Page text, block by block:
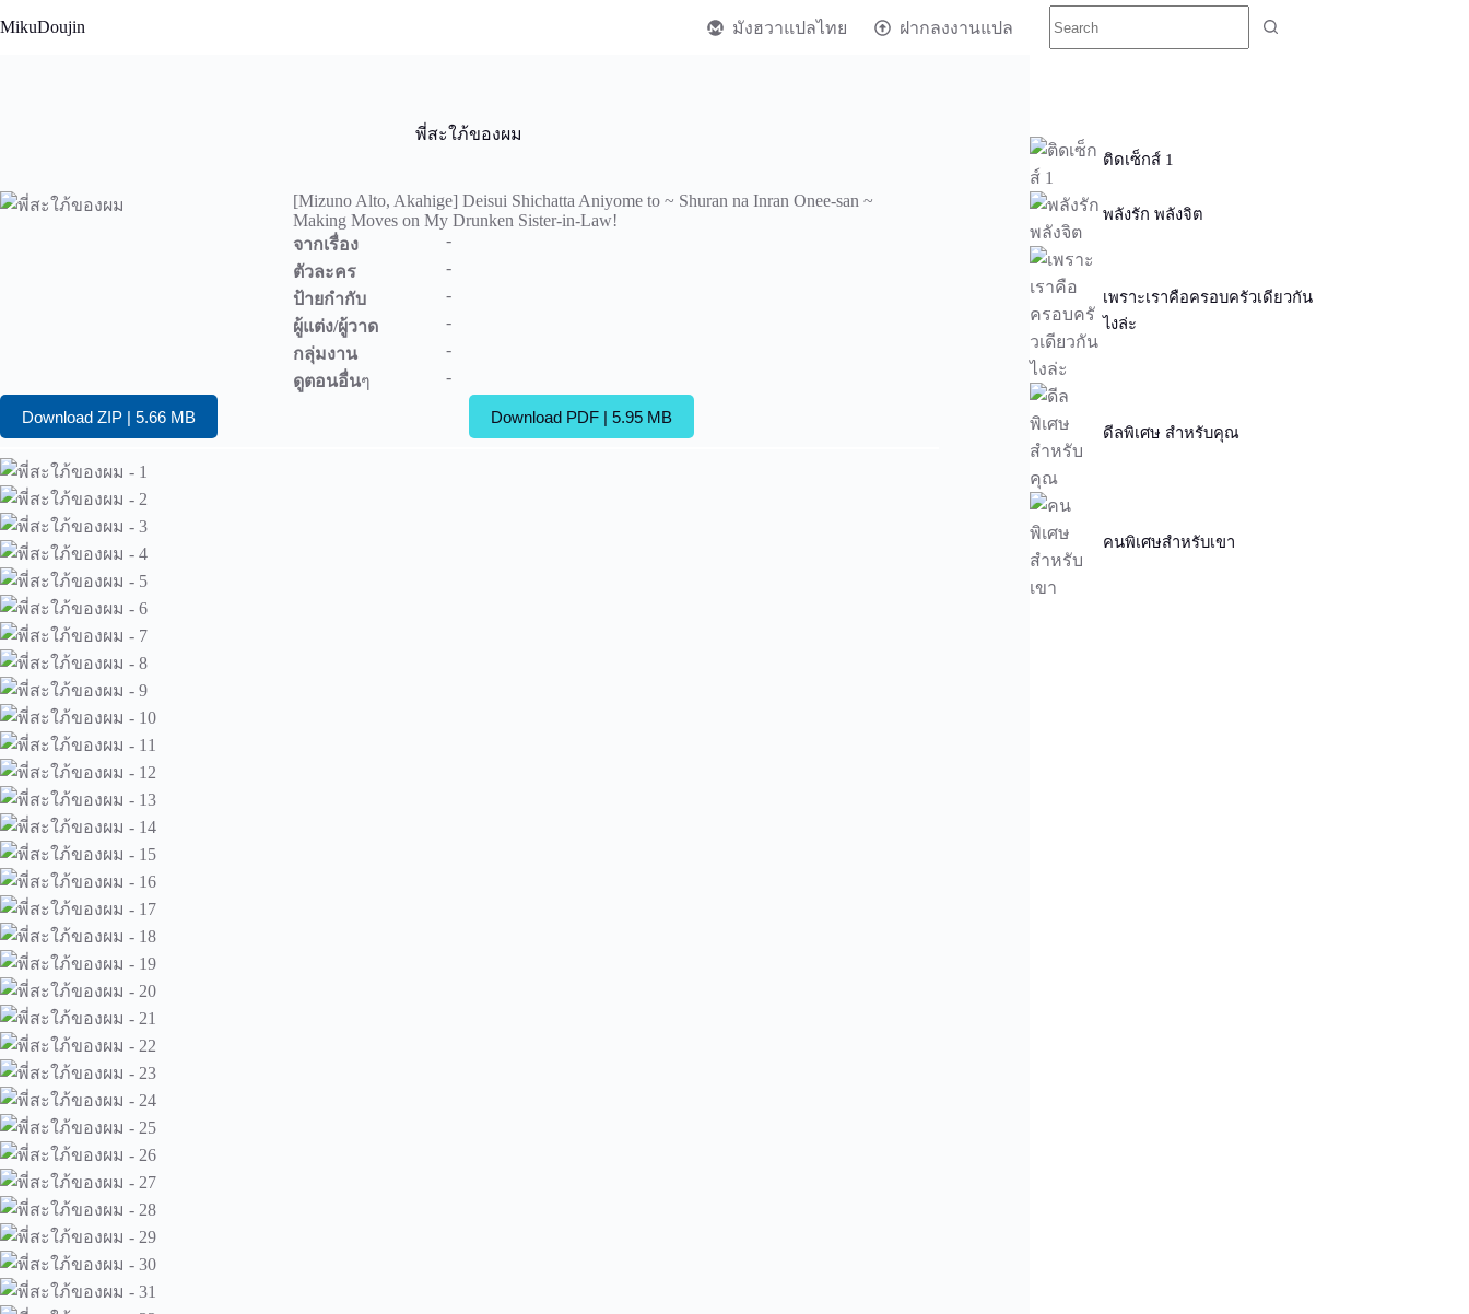
to
MikuDoujin มังฮวาแปลไทย ฝากลงงานแปล
พี่สะใภ้ของผม
[Mizuno Alto, Akahige] Deisui Shichatta Aniyome to ~ Shuran na Inran Onee-san ~
Making Moves on My Drunken Sister-in-Law!
จากเรื่อง
-
ตัวละคร
-
ป้ายกำกับ
-
ผู้แต่ง/ผู้วาด
-
กลุ่มงาน
-
ดูตอนอื่นๆ -
Download ZIP | 5.66 MB Download PDF | 5.95 MB
ติดเซ็กส์ 1
พลังรัก พลังจิต
เพราะเราคือครอบครัวเดียวกัน
ไงล่ะ
ดีลพิเศษ สำหรับคุณ
คนพิเศษสำหรับเขา